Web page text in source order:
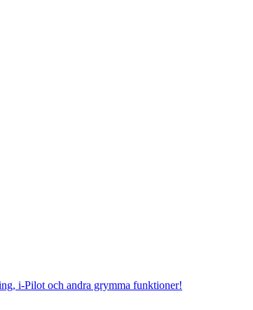
i-Pilot och andra grymma funktioner!